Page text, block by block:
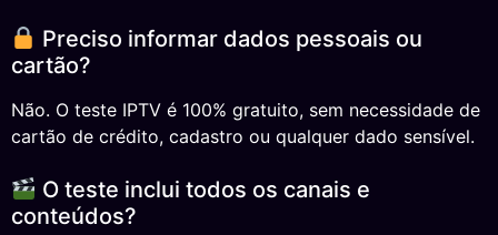
Preciso informar dados pessoais ou
cartão?
Não. O teste IPTV é 100% gratuito, sem necessidade de
cartão de crédito, cadastro ou qualquer dado sensível.
O teste inclui todos os canais e
conteúdos?